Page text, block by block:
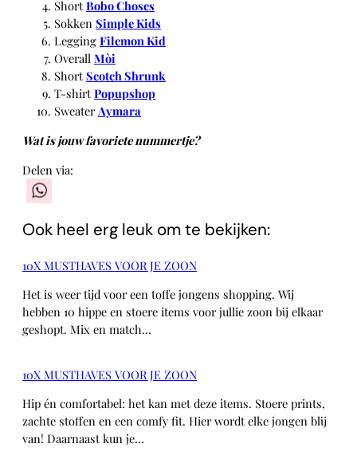
ShortBobo Choses
Sokken Simple Kids
Legging Filemon Kid
Overall Mòi
ShortScotch Shrunk
T-shirtPopupshop
SweaterAymara
Wat is jouw favoriete nummertje?
Delen via:
Ook heel erg leuk om te bekijken:
10X MUSTHAVES VOOR JE ZOON
Het is weer tijd voor een toffe jongens shopping. Wij
hebben 10 hippe en stoere items voor jullie zoon bij elkaar
geshopt. Mix en match…
10X MUSTHAVES VOOR JE ZOON
Hip én comfortabel: het kan met deze items. Stoere prints,
zachte stoffen en een comfy fit. Hier wordt elke jongen blij
van! Daarnaast kun je…